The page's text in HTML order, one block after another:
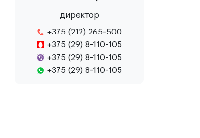
директор
+375 (212) 265-500
+375 (29) 8-110-105
+375 (29) 8-110-105
+375 (29) 8-110-105